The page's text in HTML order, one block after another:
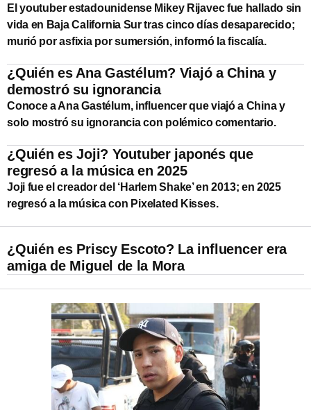
El youtuber estadounidense Mikey Rijavec fue hallado sin
vida en Baja California Sur tras cinco días desaparecido;
murió por asfixia por sumersión, informó la fiscalía.
¿Quién es Ana Gastélum? Viajó a China y
demostró su ignorancia
Conoce a Ana Gastélum, influencer que viajó a China y
solo mostró su ignorancia con polémico comentario.
¿Quién es Joji? Youtuber japonés que
regresó a la música en 2025
Joji fue el creador del ‘Harlem Shake’ en 2013; en 2025
regresó a la música con Pixelated Kisses.
¿Quién es Priscy Escoto? La influencer era
amiga de Miguel de la Mora